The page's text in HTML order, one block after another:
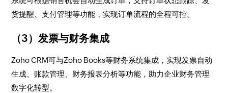
货提醒、支付管理等功能，实现订单流程的全程可控。
（3）发票与财务集成
Zoho CRM可与Zoho Books等财务系统集成，实现发票自动
生成、账款管理、财务报表分析等功能，助力企业财务管理
数字化转型。